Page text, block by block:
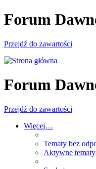
Forum
Przejdź do zawartości
Forum
Przejdź do zawartości
Więcej…
Tematy bez
Aktywne tematy